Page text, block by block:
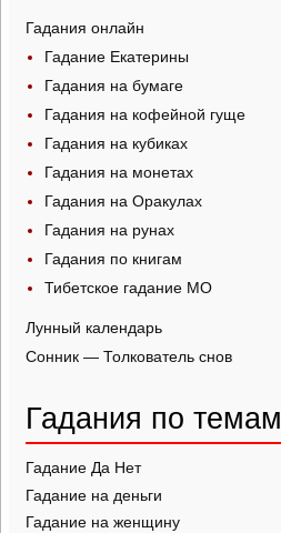
Гадания онлайн
Гадание Екатерины
Гадания на бумаге
Гадания на кофейной гуще
Гадания на кубиках
Гадания на монетах
Гадания на Оракулах
Гадания на рунах
Гадания по книгам
Тибетское гадание МО
Лунный календарь
Сонник — Толкователь снов
Гадания по темам
Гадание Да Нет
Гадание на деньги
Гадание на женщину